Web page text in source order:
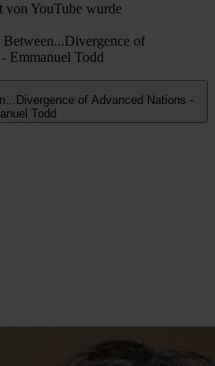
von YouTube wurde
of
Emmanuel Todd
of Advanced Nations -
Todd